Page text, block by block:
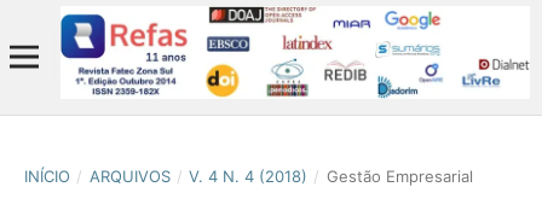
INÍCIO / ARQUIVOS / V. 4 N. 4 (2018) / Gestão Empresarial